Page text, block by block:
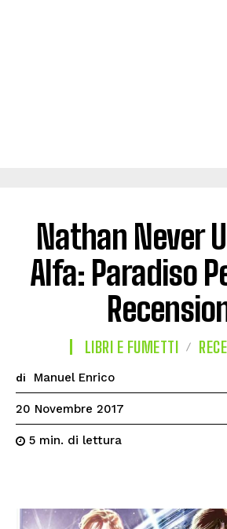
Nathan Never
Alfa: Paradiso
LIBRI E FUMETTI
di Manuel Enrico
20 Novembre 2017
5 min. di lettura